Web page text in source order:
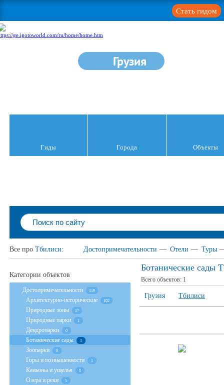
Стать гидом
Грузия
Гиды Города Объекты
Все про Тбилиси: Достопримечательности — Отели — Туры
Ботанические сады
Всего объектов: 1
Грузия Тбилиси
Категории объектов
Достопримечательности 119
Архитектурно-исторические 102
Природные зоны 17
Природные парки 1
Дендропарки 0
Ботанические сады 1
Зоопарки 0
Горы и возвышенности 1
Каньоны и ущелья 0
Озера и реки 5